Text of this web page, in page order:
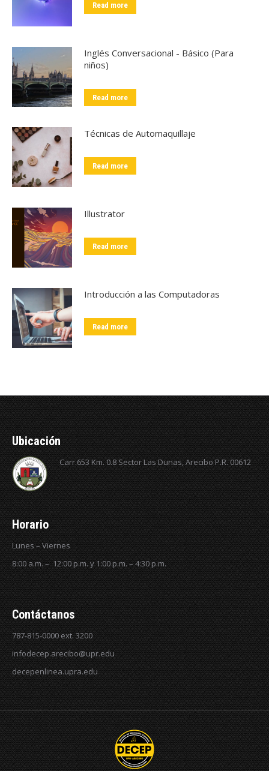
Read more
Inglés Conversacional - Básico (Para
niños)
Read more
Técnicas de Automaquillaje
Read more
Illustrator
Read more
Introducción a las Computadoras
Read more
Ubicación
Carr.653 Km. 0.8 Sector Las Dunas, Arecibo P.R. 00612
Horario
Lunes – Viernes
8:00 a.m. – 12:00 p.m. y 1:00 p.m. – 4:30 p.m.
Contáctanos
787-815-0000 ext. 3200
infodecep.arecibo@upr.edu
decepenlinea.upra.edu